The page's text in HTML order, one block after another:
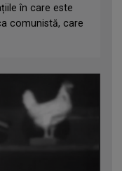
în care este
comunistă, care